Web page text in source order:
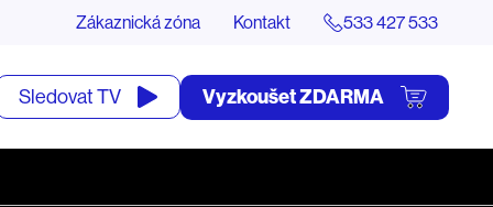
Zákaznická zóna Kontakt 533 427 533
Sledovat TV Vyzkoušet ZDARMA